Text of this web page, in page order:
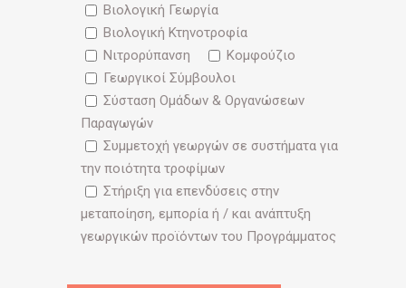
Βιολογική Γεωργία
Βιολογική Κτηνοτροφία
Νιτρορύπανση
Κομφούζιο
Γεωργικοί Σύμβουλοι
Σύσταση Ομάδων & Οργανώσεων
Παραγωγών
Συμμετοχή γεωργών σε συστήματα για
την ποιότητα τροφίμων
Στήριξη για επενδύσεις στην
μεταποίηση, εμπορία ή / και ανάπτυξη
γεωργικών προϊόντων του Προγράμματος